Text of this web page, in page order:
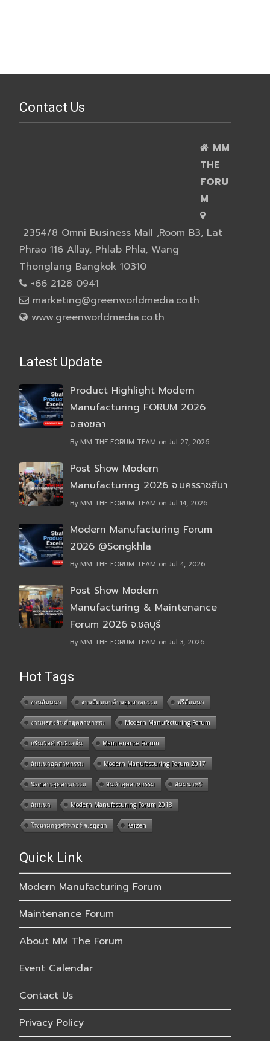
Contact Us
MM
THE
FORU
M
2354/8 Omni Business Mall ,Room B3, Lat
Phrao 116 Allay, Phlab Phla, Wang
Thonglang Bangkok 10310
+66 2128 0941
marketing@greenworldmedia.co.th
www.greenworldmedia.co.th
Latest Update
Product Highlight Modern
Manufacturing FORUM 2026
จ.สงขลา
By MM THE FORUM TEAM on Jul 27, 2026
Post Show Modern
Manufacturing 2026 จ.นครราชสีมา
By MM THE FORUM TEAM on Jul 14, 2026
Modern Manufacturing Forum
2026 @Songkhla
By MM THE FORUM TEAM on Jul 4, 2026
Post Show Modern
Manufacturing & Maintenance
Forum 2026 จ.ชลบุรี
By MM THE FORUM TEAM on Jul 3, 2026
Hot Tags
งานสัมมนา งานสัมมนาด้านอุตสาหกรรม ฟรีสัมมนา
งานแสดงสินค้าอุตสาหกรรม Modern Manufacturing Forum
กรีนเวิลด์ พับลิเคชั่น Maintenance Forum
สัมมนาอุตสาหกรรม Modern Manufacturing Forum 2017
นิตยสารอุตสาหกรรม สินค้าอุตสาหกรรม สัมมนาฟรี
สัมมนา Modern Manufacturing Forum 2018
โรงแรมกรุงศรีริเวอร์ จ.อยุธยา Kaizen
Quick Link
Modern Manufacturing Forum
Maintenance Forum
About MM The Forum
Event Calendar
Contact Us
Privacy Policy